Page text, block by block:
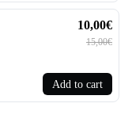
10,00€
15,00€
Add to cart